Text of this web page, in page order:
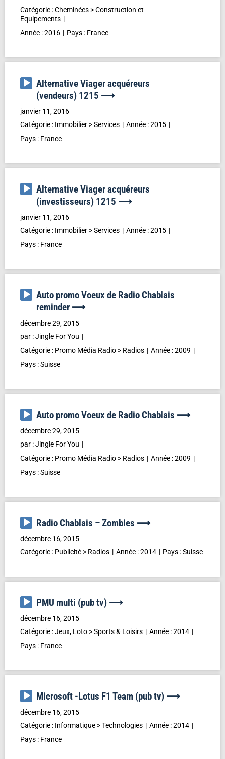
Catégorie :Cheminées >Construction et
Equipements
Année :2016 Pays : France
Lecteur
audio
Alternative Viager acquéreurs
(vendeurs) 1215 ⟶
janvier 11, 2016
Catégorie : Immobilier >Services Année :2015
Pays : France
Lecteur
audio
Alternative Viager acquéreurs
(investisseurs) 1215 ⟶
janvier 11, 2016
Catégorie : Immobilier >Services Année :2015
Pays : France
Lecteur
audio
Auto promo Voeux de Radio Chablais
reminder ⟶
décembre 29, 2015
par :Jingle For You
Catégorie : Promo Média Radio > Radios Année :2009
Pays :Suisse
Lecteur
audio
Auto promo Voeux de Radio Chablais ⟶
décembre 29, 2015
par :Jingle For You
Catégorie : Promo Média Radio > Radios Année :2009
Pays :Suisse
Lecteur
audio
Radio Chablais – Zombies ⟶
décembre 16, 2015
Catégorie : Publicité > Radios Année :2014 Pays :Suisse
Lecteur
audio
PMU multi (pub tv) ⟶
décembre 16, 2015
Catégorie :Jeux, Loto >Sports & Loisirs Année :2014
Pays : France
Lecteur
audio
Microsoft -Lotus F1 Team (pub tv) ⟶
décembre 16, 2015
Catégorie : Informatique >Technologies Année :2014
Pays : France